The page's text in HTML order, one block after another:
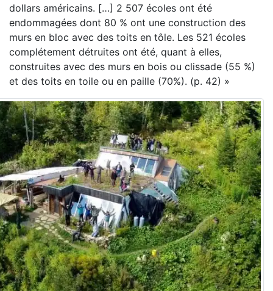
dollars américains. […] 2 507 écoles ont été
endommagées dont 80 % ont une construction des
murs en bloc avec des toits en tôle. Les 521 écoles
complétement détruites ont été, quant à elles,
construites avec des murs en bois ou clissade (55 %)
et des toits en toile ou en paille (70%). (p. 42) »